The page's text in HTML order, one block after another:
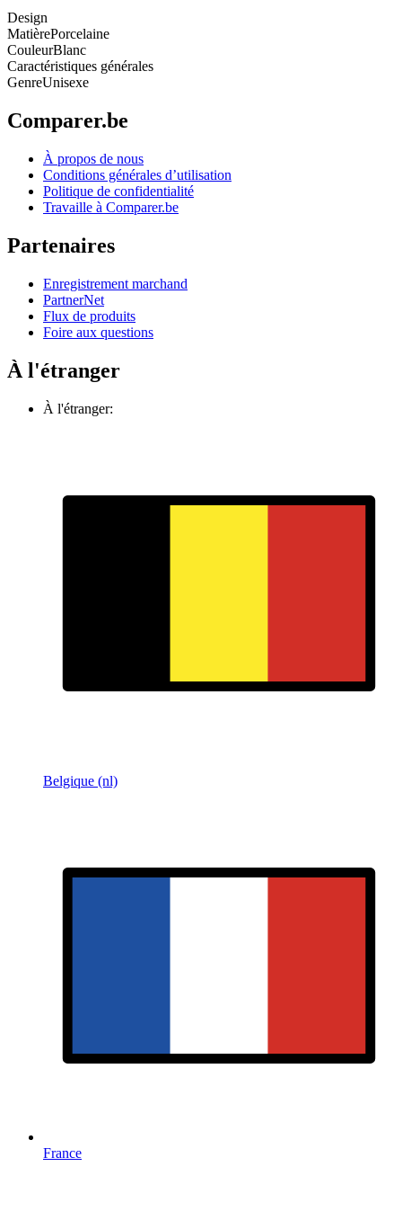
Design
MatièrePorcelaine
CouleurBlanc
Caractéristiques générales
GenreUnisexe
Comparer.be
À propos de nous
Conditions générales d’utilisation
Politique de confidentialité
Travaille à Comparer.be
Partenaires
Enregistrement marchand
PartnerNet
Flux de produits
Foire aux questions
À l'étranger
À l'étranger:
Belgique (nl)
France